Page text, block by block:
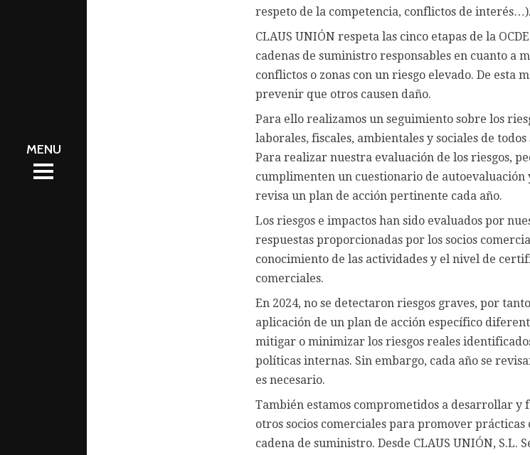
respeto de la competencia, conflictos de interés…).
CLAUS UNIÓN respeta las cinco etapas de la
cadenas de suministro responsables en cuanto a
conflictos o zonas con un riesgo elevado. De
prevenir que otros causen daño.
Para ello realizamos un seguimiento sobre los
laborales, fiscales, ambientales y sociales de
Para realizar nuestra evaluación de los riesgos,
cumplimenten un cuestionario de
revisa un plan de acción pertinente cada año.
Los riesgos e impactos han sido evaluados por
respuestas proporcionadas por los socios
conocimiento de las actividades y el nivel de
comerciales.
En 2024, no se detectaron riesgos graves, por
aplicación de un plan de acción específico
mitigar o minimizar los riesgos reales
políticas internas. Sin embargo, cada año se
es necesario.
También estamos comprometidos a desarrollar y
otros socios comerciales para promover
cadena de suministro. Desde CLAUS UNIÓN, S.L.